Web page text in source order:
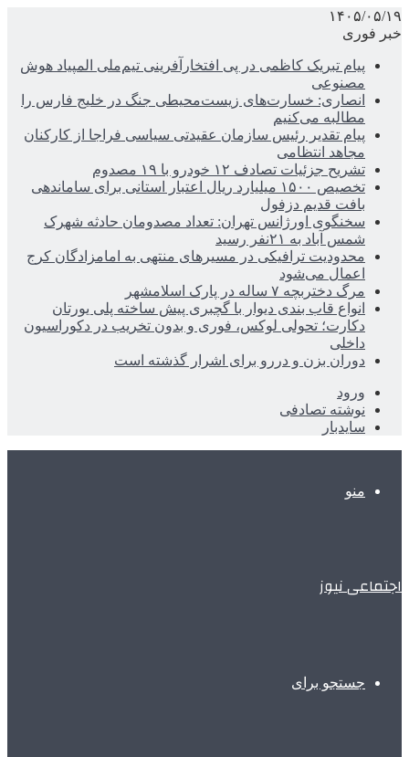
۱۴۰۵/۰۵/۱۹
خبر فوری
پیام تبریک کاظمی در پی افتخارآفرینی تیم‌ملی المپیاد هوش
مصنوعی
انصاری: خسارت‌های زیست‌محیطی جنگ در خلیج فارس را
مطالبه‌ می‌کنیم
پیام تقدیر رئیس سازمان عقیدتی سیاسی فراجا از کارکنان
مجاهد انتظامی
تشریح جزئیات تصادف ۱۲ خودرو با ۱۹ مصدوم
تخصیص ۱۵۰۰ میلیارد ریال اعتبار استانی برای ساماندهی
بافت قدیم دزفول
سخنگوی اورژانس تهران: تعداد مصدومان حادثه شهرک
شمس آباد به ۲۱نفر رسید
محدودیت ترافیکی در مسیرهای منتهی به امامزادگان کرج
اعمال می‌شود
مرگ دختربچه ۷ ساله در پارک اسلامشهر
انواع قاب بندی دیوار با گچبری پیش ساخته پلی یورتان
دکارت؛ تحولی لوکس، فوری و بدون تخریب در دکوراسیون
داخلی
دوران بزن و دررو برای اشرار گذشته است
ورود
نوشته تصادفی
سایدبار
منو
اجتماعی نیوز
جستجو برای